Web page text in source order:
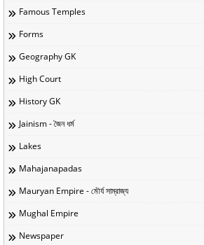
Famous Temples
Forms
Geography GK
High Court
History GK
Jainism - জৈন ধর্ম
Lakes
Mahajanapadas
Mauryan Empire - মৌর্য সাম্রাজ্য
Mughal Empire
Newspaper